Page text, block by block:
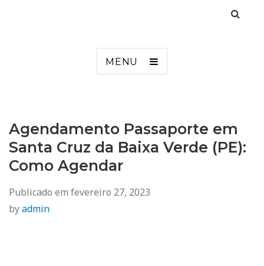
MENU
Agendamento Passaporte em
Santa Cruz da Baixa Verde (PE):
Como Agendar
Publicado em fevereiro 27, 2023
byadmin